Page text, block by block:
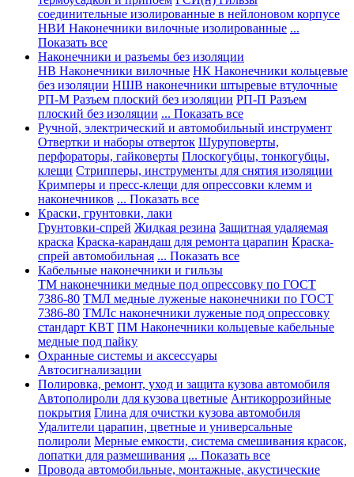
соединительные изолированные в нейлоновом корпусе
НВИ Наконечники вилочные изолированные ...
Показать все
Наконечники и разъемы без изоляции
НВ Наконечники вилочные НК Наконечники кольцевые
без изоляции НШВ наконечники штыревые втулочные
РП-М Разъем плоский без изоляции РП-П Разъем
плоский без изоляции ... Показать все
Ручной, электрический и автомобильный инструмент
Отвертки и наборы отверток Шуруповерты,
перфораторы, гайковерты Плоскогубцы, тонкогубцы,
клещи Стрипперы, инструменты для снятия изоляции
Кримперы и пресс-клещи для опрессовки клемм и
наконечников ... Показать все
Краски, грунтовки, лаки
Грунтовки-спрей Жидкая резина Защитная удаляемая
краска Краска-карандаш для ремонта царапин Краска-
спрей автомобильная ... Показать все
Кабельные наконечники и гильзы
ТМ наконечники медные под опрессовку по ГОСТ
7386-80 ТМЛ медные луженые наконечники по ГОСТ
7386-80 ТМЛс наконечники луженые под опрессовку
стандарт КВТ ПМ Наконечники кольцевые кабельные
медные под пайку
Охранные системы и аксессуары
Автосигнализации
Полировка, ремонт, уход и защита кузова автомобиля
Автополироли для кузова цветные Антикоррозийные
покрытия Глина для очистки кузова автомобиля
Удалители царапин, цветные и универсальные
полироли Мерные емкости, система смешивания красок,
лопатки для размешивания ... Показать все
Провода автомобильные, монтажные, акустические